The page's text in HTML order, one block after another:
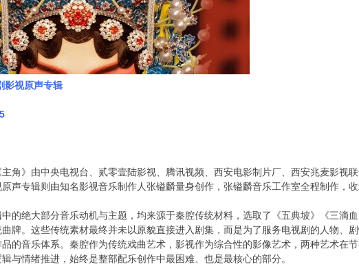
影视原声专辑
角》由中央电视台、贰零壹陆影视、腾讯视频、西安电影制片厂、西安兆麦影视
声专辑则由知名影视音乐制作人张镒麟量身创作，张镒麟音乐工作室全程制作，
中的绝大部分音乐动机与主题，均来源于秦腔传统材料，选取了《五典坡》《三
牌。这些传统素材最终并未以原貌直接进入剧集，而是为了服务电视剧的人物
的音乐体系。秦腔作为传统戏曲艺术，影视作为综合性的影像艺术，两种艺术
与情绪推进，始终是整部配乐创作中最困难、也是最核心的部分。